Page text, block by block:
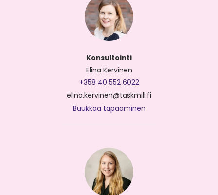
Konsultointi
Elina Kervinen
+358 40 552 6022
elina.kervinen@taskmill.fi
Buukkaa tapaaminen